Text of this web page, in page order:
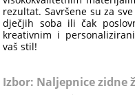
rezultat. Savršene su za
dječjih soba ili čak
kreativnim i
vaš stil!
Izbor: Naljepnice zidne